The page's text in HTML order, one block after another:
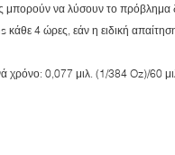
μπορούν να λύσουν το πρόβλημα
4 ώρες, εάν η ειδική
χρόνο: 0,077 μιλ. (1/384 Oz)/60